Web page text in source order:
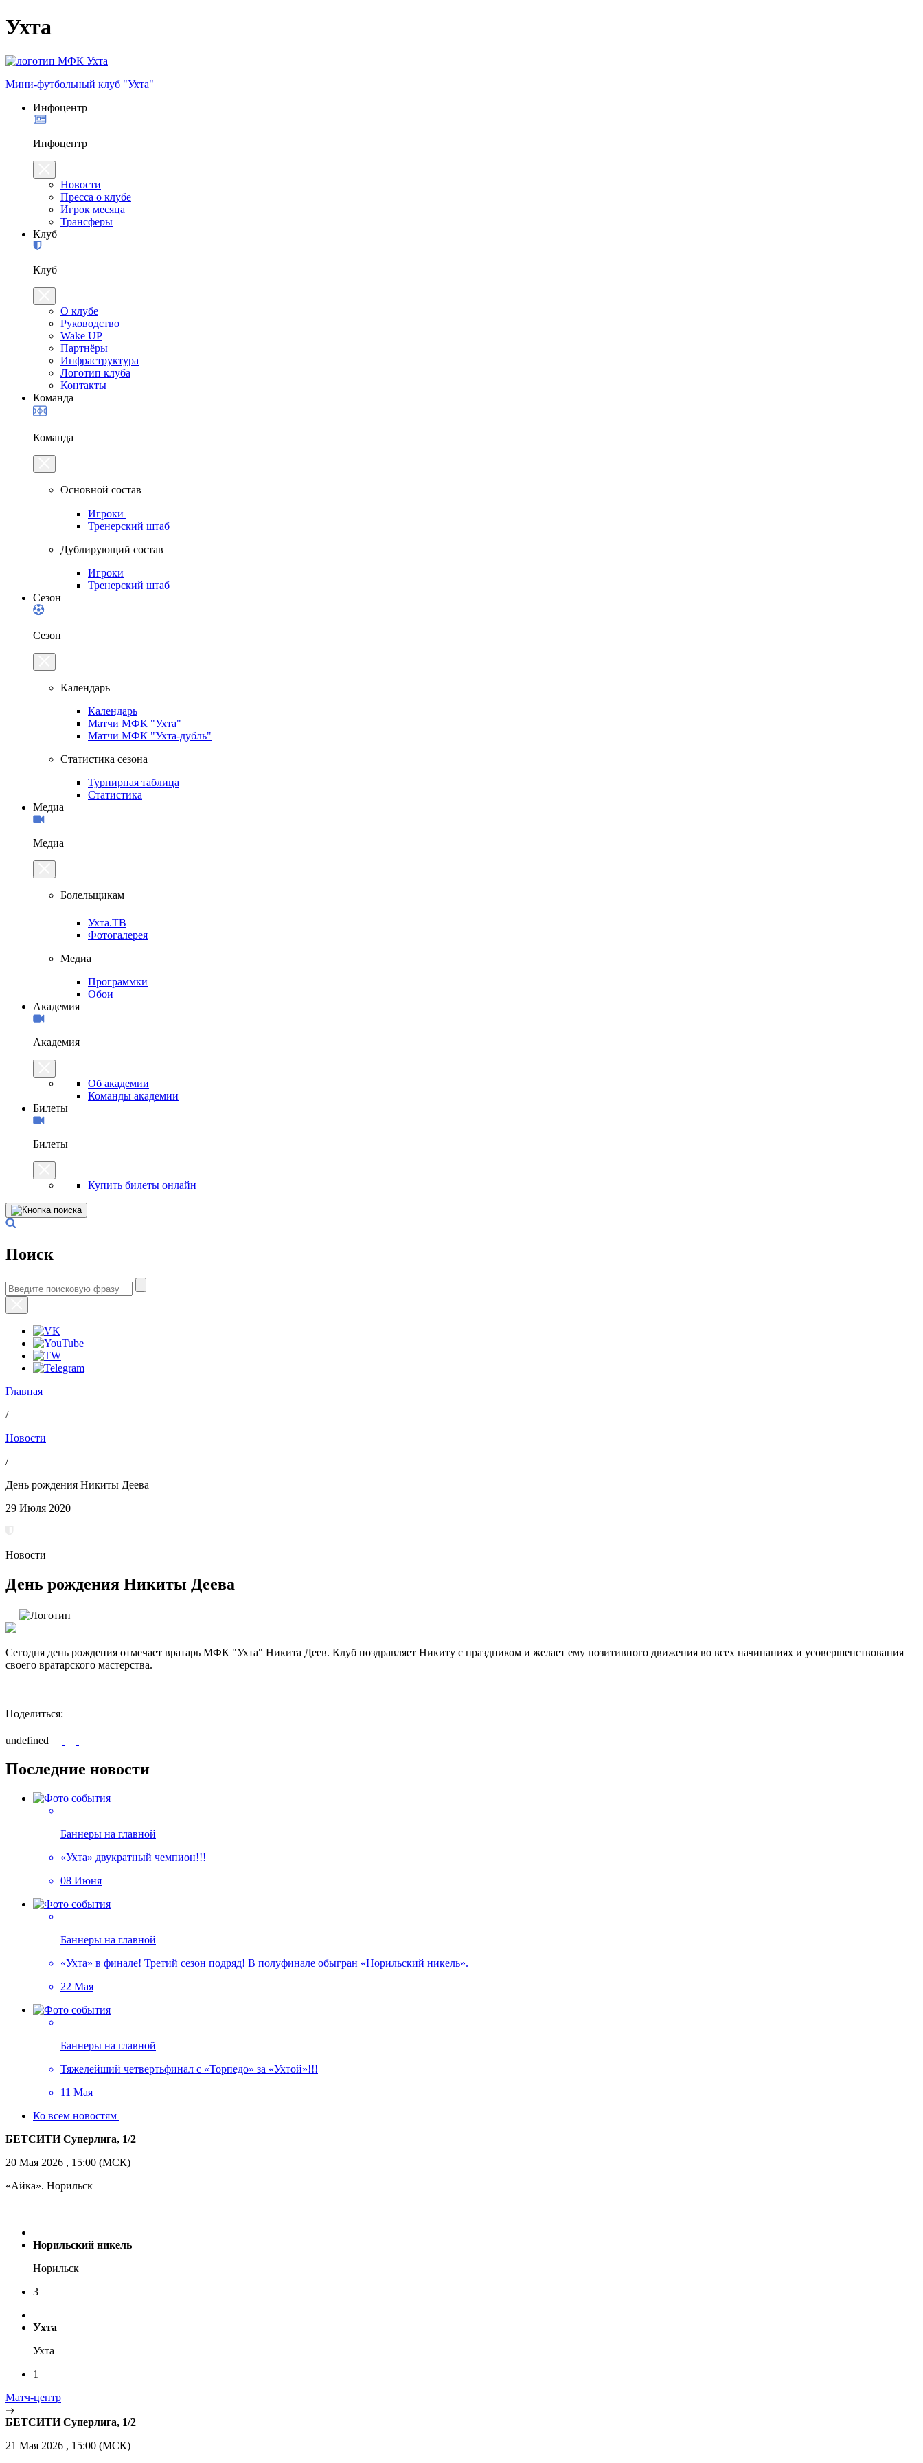
Ухта
Мини-футбольный клуб "Ухта"
Инфоцентр
Инфоцентр
Новости
Пресса о клубе
Игрок месяца
Трансферы
Клуб
Клуб
О клубе
Руководство
Wake UP
Партнёры
Инфраструктура
Логотип клуба
Контакты
Команда
Команда
Основной состав
Игроки
Тренерский штаб
Дублирующий состав
Игроки
Тренерский штаб
Сезон
Сезон
Календарь
Календарь
Матчи МФК "Ухта"
Матчи МФК "Ухта-дубль"
Статистика сезона
Турнирная таблица
Статистика
Медиа
Медиа
Болельщикам
Ухта.ТВ
Фотогалерея
Медиа
Программки
Обои
Академия
Академия
Об академии
Команды академии
Билеты
Билеты
Купить билеты онлайн
Поиск
Главная
/
Новости
/
День рождения Никиты Деева
29 Июля 2020
Новости
День рождения Никиты Деева
Сегодня день рождения отмечает вратарь МФК "Ухта" Никита Деев. Клуб поздравляет Никиту с праздником и желает ему позитивного движения во всех начинаниях и усовершенствования
своего вратарского мастерства.
Поделиться:
undefined
Последние новости
Баннеры на главной
«Ухта» двукратный чемпион!!!
08 Июня
Баннеры на главной
«Ухта» в финале! Третий сезон подряд! В полуфинале обыгран «Норильский никель».
22 Мая
Баннеры на главной
Тяжелейший четвертьфинал с «Торпедо» за «Ухтой»!!!
11 Мая
Ко всем новостям
БЕТСИТИ Суперлига, 1/2
20 Мая 2026 , 15:00 (МСК)
«Айка». Норильск
Норильский никель
Норильск
3
Ухта
Ухта
1
Матч-центр
БЕТСИТИ Суперлига, 1/2
21 Мая 2026 , 15:00 (МСК)